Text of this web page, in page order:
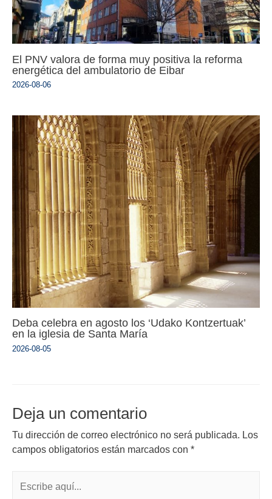
El PNV valora de forma muy positiva la reforma
energética del ambulatorio de Eibar
2026-08-06
Deba celebra en agosto los ‘Udako Kontzertuak’
en la iglesia de Santa María
2026-08-05
Deja un comentario
Tu dirección de correo electrónico no será publicada. Los
campos obligatorios están marcados con *